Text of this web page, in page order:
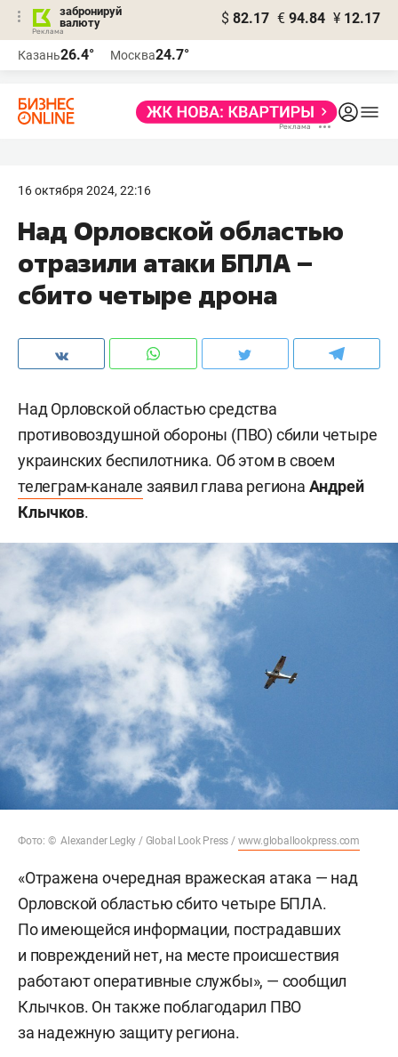
забронируй
валюту
$ 82.17 € 94.84 ¥ 12.17
Казань26.4° Москва24.7°
16 октября 2024, 22:16
Над Орловской областью
отразили атаки БПЛА –
сбито четыре дрона
Над Орловской областью средства
противовоздушной обороны (ПВО) сбили четыре
украинских беспилотника. Об этом в своем
телеграм-канале заявил глава региона Андрей
Клычков.
Фото: © Alexander Legky / Global Look Press / www.globallookpress.com
«Отражена очередная вражеская атака — над
Орловской областью сбито четыре БПЛА.
По имеющейся информации, пострадавших
и повреждений нет, на месте происшествия
работают оперативные службы», — сообщил
Клычков. Он также поблагодарил ПВО
за надежную защиту региона.